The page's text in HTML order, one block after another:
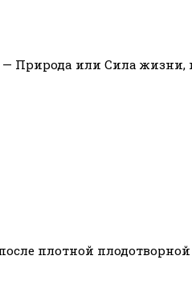
Природа или Сила жизни,
плотной